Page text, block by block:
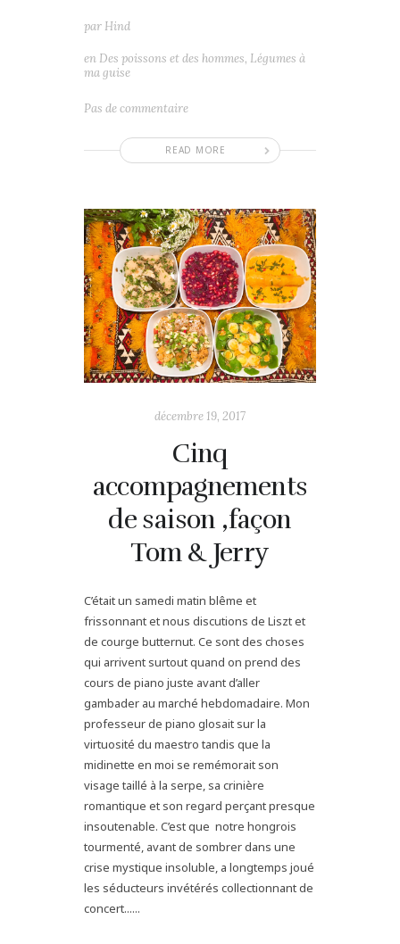
READ MORE
par Hind
en Des poissons et des hommes, Légumes à
ma guise
Pas de commentaire
décembre 19, 2017
Cinq
accompagnements
de saison ,façon
Tom & Jerry
C’était un samedi matin blême et
frissonnant et nous discutions de Liszt et
de courge butternut. Ce sont des choses
qui arrivent surtout quand on prend des
cours de piano juste avant d’aller
gambader au marché hebdomadaire. Mon
professeur de piano glosait sur la
virtuosité du maestro tandis que la
midinette en moi se remémorait son
visage taillé à la serpe, sa crinière
romantique et son regard perçant presque
insoutenable. C’est que notre hongrois
tourmenté, avant de sombrer dans une
crise mystique insoluble, a longtemps joué
les séducteurs invétérés collectionnant de
concert......